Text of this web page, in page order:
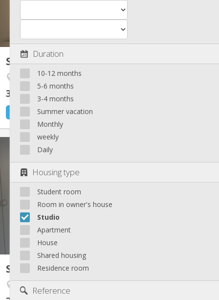
Duration
10-12 months
5-6 months
3-4 months
Summer vacation
Monthly
weekly
Daily
Housing type
Student room
Room in owner's house
Studio
Apartment
House
Shared housing
Residence room
Reference
Studio
20 m²
Laveu / Cointe
330 € excl. charges
17 hours ago 1 Sep
coin cuisine, coin évier, douche et W-C privés. Situé à proximité
du centre ville, de nombreuses écoles, de commerces et de
lignes de bus. Bail annuel (Erasmus de quelques mois s’abstenir).
Studio
16 m²
Outremeuse